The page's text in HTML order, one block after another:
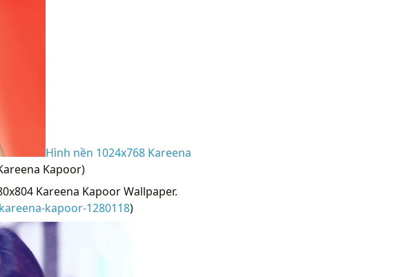
Hình nền 1024x768 Kareena
Kapoor)
Kareena Kapoor Wallpaper.
kapoor-1280118)